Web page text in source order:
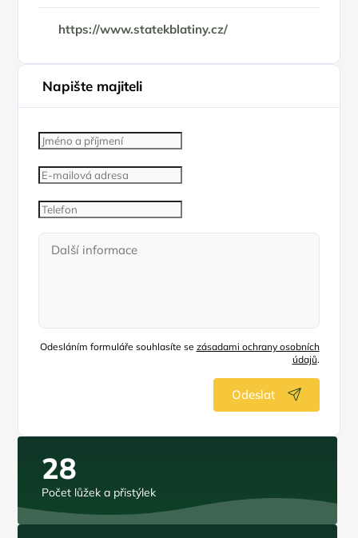
https://www.statekblatiny.cz/
Napište majiteli
Odesláním formuláře souhlasíte se zásadami ochrany osobních
údajů.
Odeslat
28
Počet lůžek a přistýlek